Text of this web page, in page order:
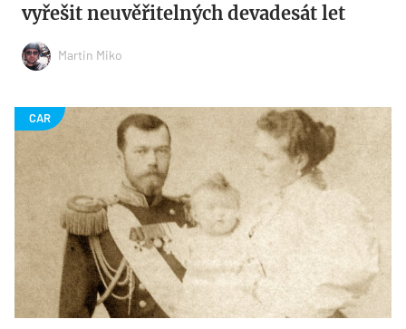
vyřešit neuvěřitelných devadesát let
Martin Miko